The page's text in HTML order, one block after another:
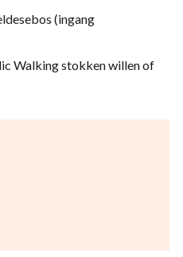
(ingang
Walking stokken willen of